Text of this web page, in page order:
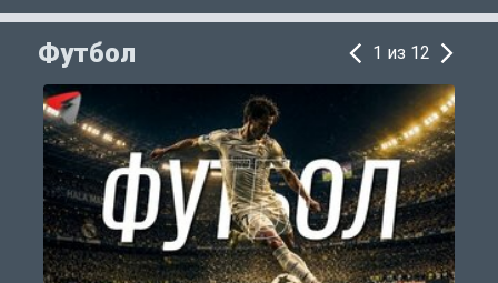
Футбол 1 из 12